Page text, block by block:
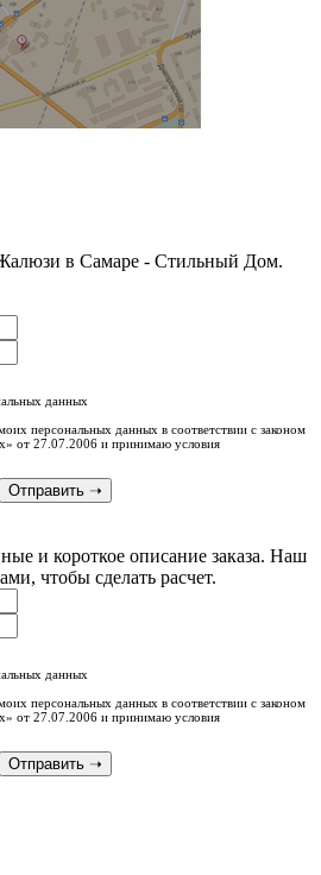
в Самаре - Стильный Дом.
данных
персональных данных в соответствии с законом
от 27.07.2006 и принимаю условия
Отправить➝
и короткое описание заказа. Наш
чтобы сделать расчет.
данных
персональных данных в соответствии с законом
от 27.07.2006 и принимаю условия
Отправить➝